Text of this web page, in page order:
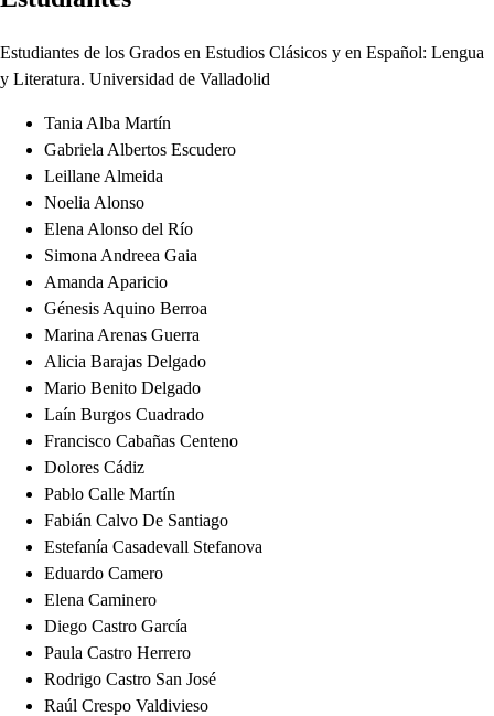
Estudiantes de los Grados en Estudios Clásicos y en Español: Lengua
y Literatura. Universidad de Valladolid
Tania Alba Martín
Gabriela Albertos Escudero
Leillane Almeida
Noelia Alonso
Elena Alonso del Río
Simona Andreea Gaia
Amanda Aparicio
Génesis Aquino Berroa
Marina Arenas Guerra
Alicia Barajas Delgado
Mario Benito Delgado
Laín Burgos Cuadrado
Francisco Cabañas Centeno
Dolores Cádiz
Pablo Calle Martín
Fabián Calvo De Santiago
Estefanía Casadevall Stefanova
Eduardo Camero
Elena Caminero
Diego Castro García
Paula Castro Herrero
Rodrigo Castro San José
Raúl Crespo Valdivieso